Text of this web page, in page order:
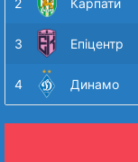
3 Епіцентр
4 Динамо